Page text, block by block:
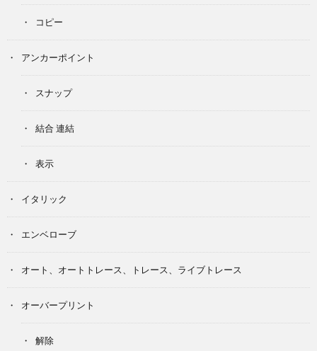
コピー
アンカーポイント
スナップ
結合 連結
表示
イタリック
エンベローブ
オート、オートトレース、トレース、ライブトレース
オーバープリント
解除